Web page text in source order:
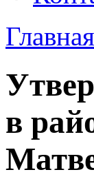
Главная
в